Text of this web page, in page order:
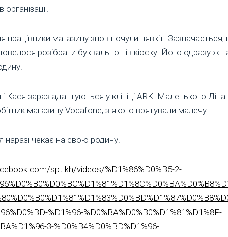
працівники магазину знов почули нявкіт.
розібрати буквально пів кіоску. Його одразу ж
Кася зараз адаптуються у клініці ARK. Маленького
магазину Vodafone, з якого врятували малечу.
чекає на свою родину.
spt.kh/videos/%D1%86%D0%B5-2-
%D1%96-%D0%BA%D0%B0%D1%81%D1%8F-
3-%D0%B4%D0%BD%D1%96-